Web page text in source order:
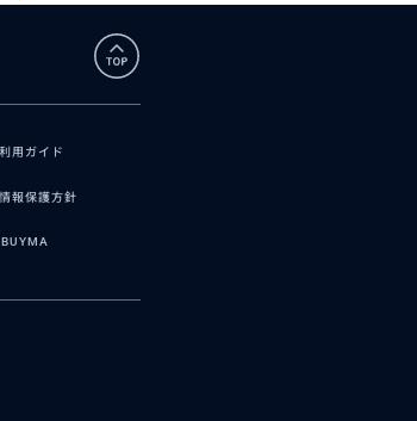
用ガイド
報保護方針
BUYMA